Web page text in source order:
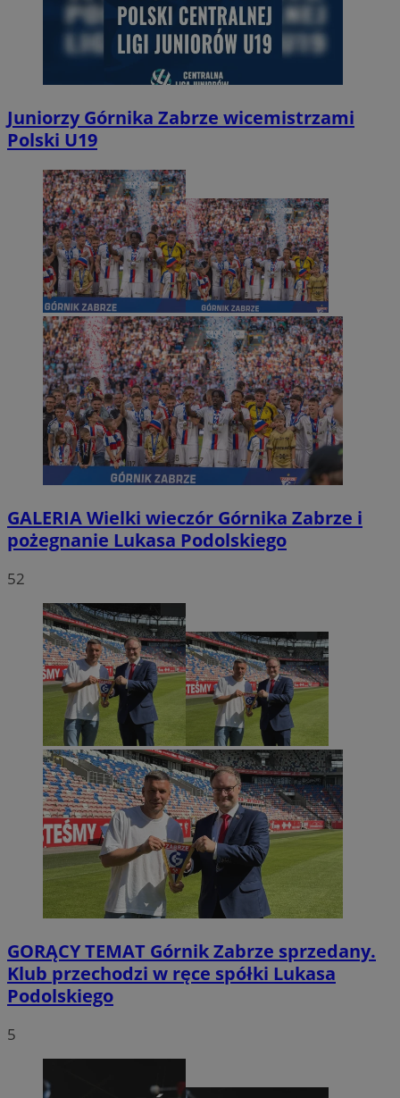
Juniorzy Górnika Zabrze wicemistrzami
Polski U19
GALERIAWielki wieczór Górnika Zabrze i
pożegnanie Lukasa Podolskiego
52
GORĄCY TEMAT Górnik Zabrze sprzedany.
Klub przechodzi w ręce spółki Lukasa
Podolskiego
5